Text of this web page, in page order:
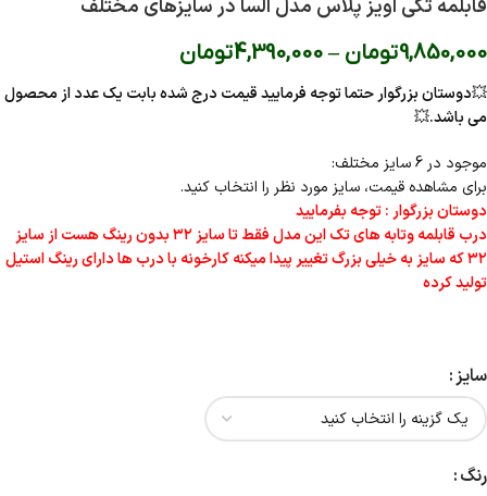
قابلمه تکی اویز پلاس مدل السا در سایزهای مختلف
9,850,000تومان –
4,390,000تومان
💥دوستان بزرگوار حتما توجه فرمایید قیمت درج شده بابت یک عدد از محصول
می باشد.💥
موجود در 6 سایز مختلف:
برای مشاهده قیمت، سایز مورد نظر را انتخاب کنید.
دوستان بزرگوار : توجه بفرمایید
درب قابلمه وتابه های تک این مدل فقط تا سایز ۳۲ بدون رینگ هست از سایز
۳۲ که سایز به خیلی بزرگ تغییر پیدا میکنه کارخونه با درب ها دارای رینگ استیل
تولید کرده
سایز
رنگ